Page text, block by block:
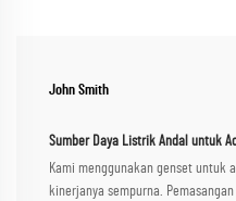
John Smith
Sumber Daya Listrik Andal untuk
Kami menggunakan genset untuk
kinerjanya sempurna.